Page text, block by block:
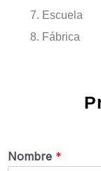
Escuela
Fábrica
Nombre *